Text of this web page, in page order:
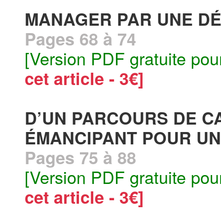
MANAGER PAR UNE
Pages 68 à 74
[Version PDF gratuite
cet article - 3€]
D’UN PARCOURS DE
ÉMANCIPANT POUR
Pages 75 à 88
[Version PDF gratuite
cet article - 3€]